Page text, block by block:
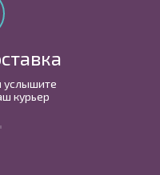
услышите
курьер